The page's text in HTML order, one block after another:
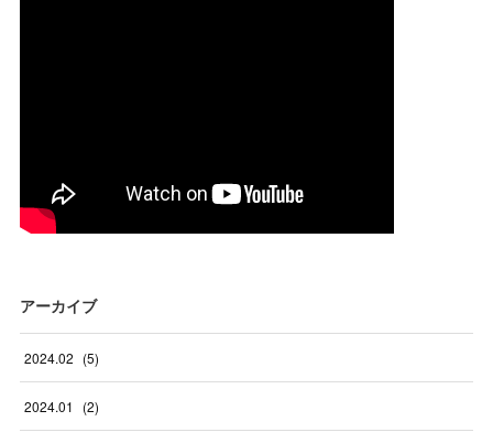
アーカイブ
2024.02 (5)
2024.01 (2)